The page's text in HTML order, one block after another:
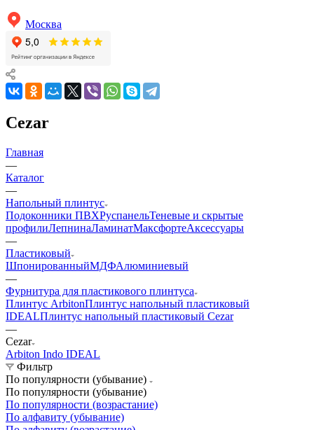
Москва
Cezar
Главная
—
Каталог
—
Напольный плинтус
Подоконники ПВХРуспанельТеневые и скрытые
профилиЛепнинаЛаминатМаксфортеАксессуары
—
Пластиковый
ШпонированныйМДФАлюминиевый
—
Фурнитура для пластикового плинтуса
Плинтус ArbitonПлинтус напольный пластиковый
IDEALПлинтус напольный пластиковый Cezar
—
Cezar
Arbiton Indo IDEAL
Фильтр
По популярности (убывание)
По популярности (убывание)
По популярности (возрастание)
По алфавиту (убывание)